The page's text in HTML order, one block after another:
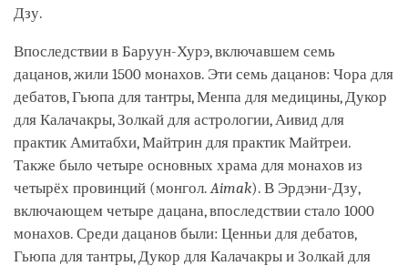
Дзу.
Впоследствии в Баруун-Хурэ, включавшем семь
дацанов, жили 1500 монахов. Эти семь дацанов: Чора для
дебатов, Гьюпа для тантры, Менпа для медицины, Дукор
для Калачакры, Золкай для астрологии, Аивид для
практик Амитабхи, Майтрин для практик Майтреи.
Также было четыре основных храма для монахов из
четырёх провинций (монгол. Aimak). В Эрдэни-Дзу,
включающем четыре дацана, впоследствии стало 1000
монахов. Среди дацанов были: Ценньи для дебатов,
Гьюпа для тантры, Дукор для Калачакры и Золкай для